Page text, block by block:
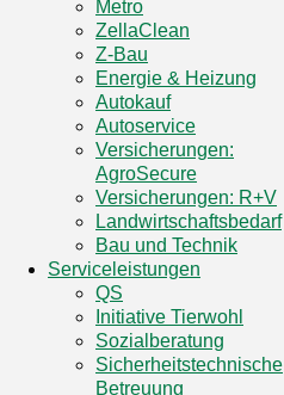
Metro
ZellaClean
Z-Bau
Energie & Heizung
Autokauf
Autoservice
Versicherungen:
AgroSecure
Versicherungen: R+V
Landwirtschaftsbedarf
Bau und Technik
Service­­leistungen
QS
Initiative Tierwohl
Sozialberatung
Sicherheitstechnische
Betreuung